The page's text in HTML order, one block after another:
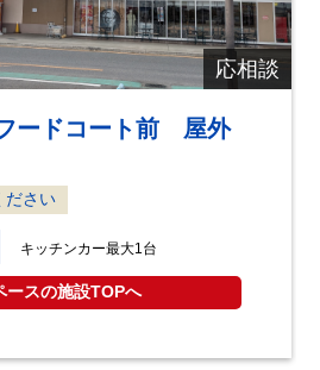
応相談
ードコート前 屋外
ださい
キッチンカー最大1台
ースの施設TOPへ